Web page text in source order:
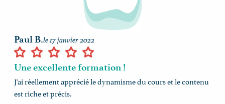
Paul B.le 17 janvier 2022
Une excellente formation !
J'ai réellement apprécié le dynamisme du cours et le contenu
est riche et précis.